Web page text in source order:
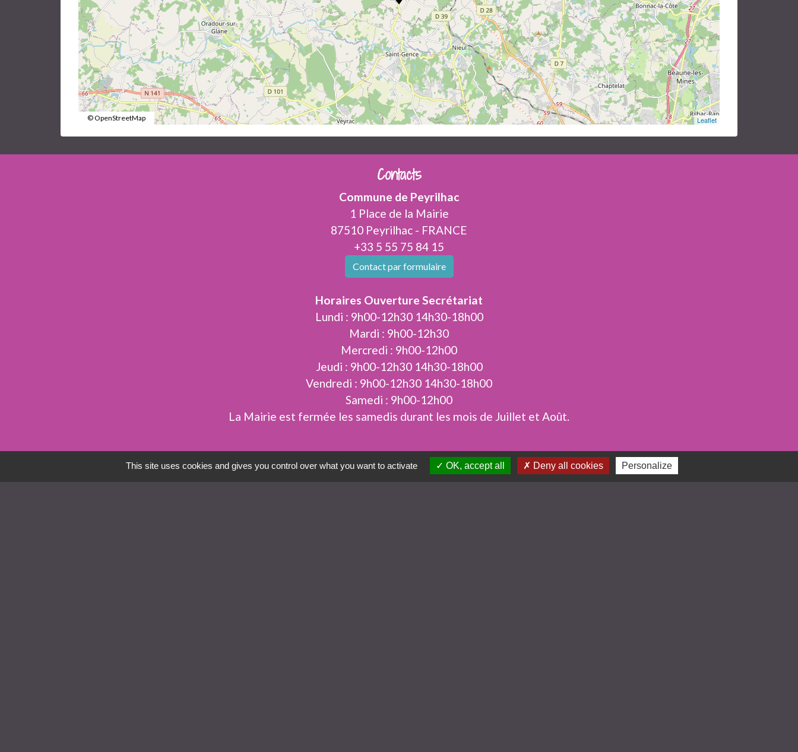
Leaflet
© OpenStreetMap
Contacts
Commune de Peyrilhac
1 Place de la Mairie
87510 Peyrilhac - FRANCE
+33 5 55 75 84 15
Contact par formulaire
Horaires Ouverture Secrétariat
Lundi : 9h00-12h30 14h30-18h00
Mardi : 9h00-12h30
Mercredi : 9h00-12h00
Jeudi : 9h00-12h30 14h30-18h00
Vendredi : 9h00-12h30 14h30-18h00
Samedi : 9h00-12h00
La Mairie est fermée les samedis durant les mois de Juillet et Août.
This site uses cookies and gives you control over what you want to activate OK, accept all Deny all cookies Personalize